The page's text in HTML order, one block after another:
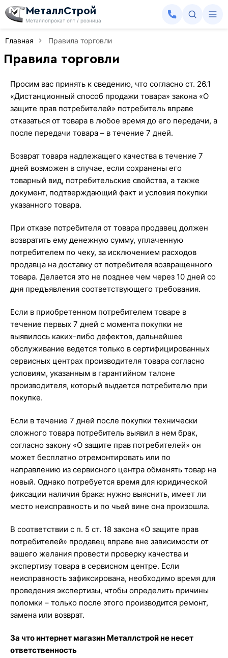
МеталлСтрой
Металлопрокат опт / розница
Главная Правила торговли
Правила торговли
Просим вас принять к сведению, что согласно ст. 26.1
«Дистанционный способ продажи товара» закона «О
защите прав потребителей» потребитель вправе
отказаться от товара в любое время до его передачи, а
после передачи товара – в течение 7 дней.
Возврат товара надлежащего качества в течение 7
дней возможен в случае, если сохранены его
товарный вид, потребительские свойства, а также
документ, подтверждающий факт и условия покупки
указанного товара.
При отказе потребителя от товара продавец должен
возвратить ему денежную сумму, уплаченную
потребителем по чеку, за исключением расходов
продавца на доставку от потребителя возвращенного
товара. Делается это не позднее чем через 10 дней со
дня предъявления соответствующего требования.
Если в приобретенном потребителем товаре в
течение первых 7 дней с момента покупки не
выявилось каких-либо дефектов, дальнейшее
обслуживание ведется только в сертифицированных
сервисных центрах производителя товара согласно
условиям, указанным в гарантийном талоне
производителя, который выдается потребителю при
покупке.
Если в течение 7 дней после покупки технически
сложного товара потребитель выявил в нем брак,
согласно закону «О защите прав потребителей» он
может бесплатно отремонтировать или по
направлению из сервисного центра обменять товар на
новый. Однако потребуется время для юридической
фиксации наличия брака: нужно выяснить, имеет ли
место неисправность и по чьей вине она произошла.
В соответствии с п. 5 ст. 18 закона «О защите прав
потребителей» продавец вправе вне зависимости от
вашего желания провести проверку качества и
экспертизу товара в сервисном центре. Если
неисправность зафиксирована, необходимо время для
проведения экспертизы, чтобы определить причины
поломки – только после этого производится ремонт,
замена или возврат.
За что интернет магазин Металлстрой​ не несет
ответственность